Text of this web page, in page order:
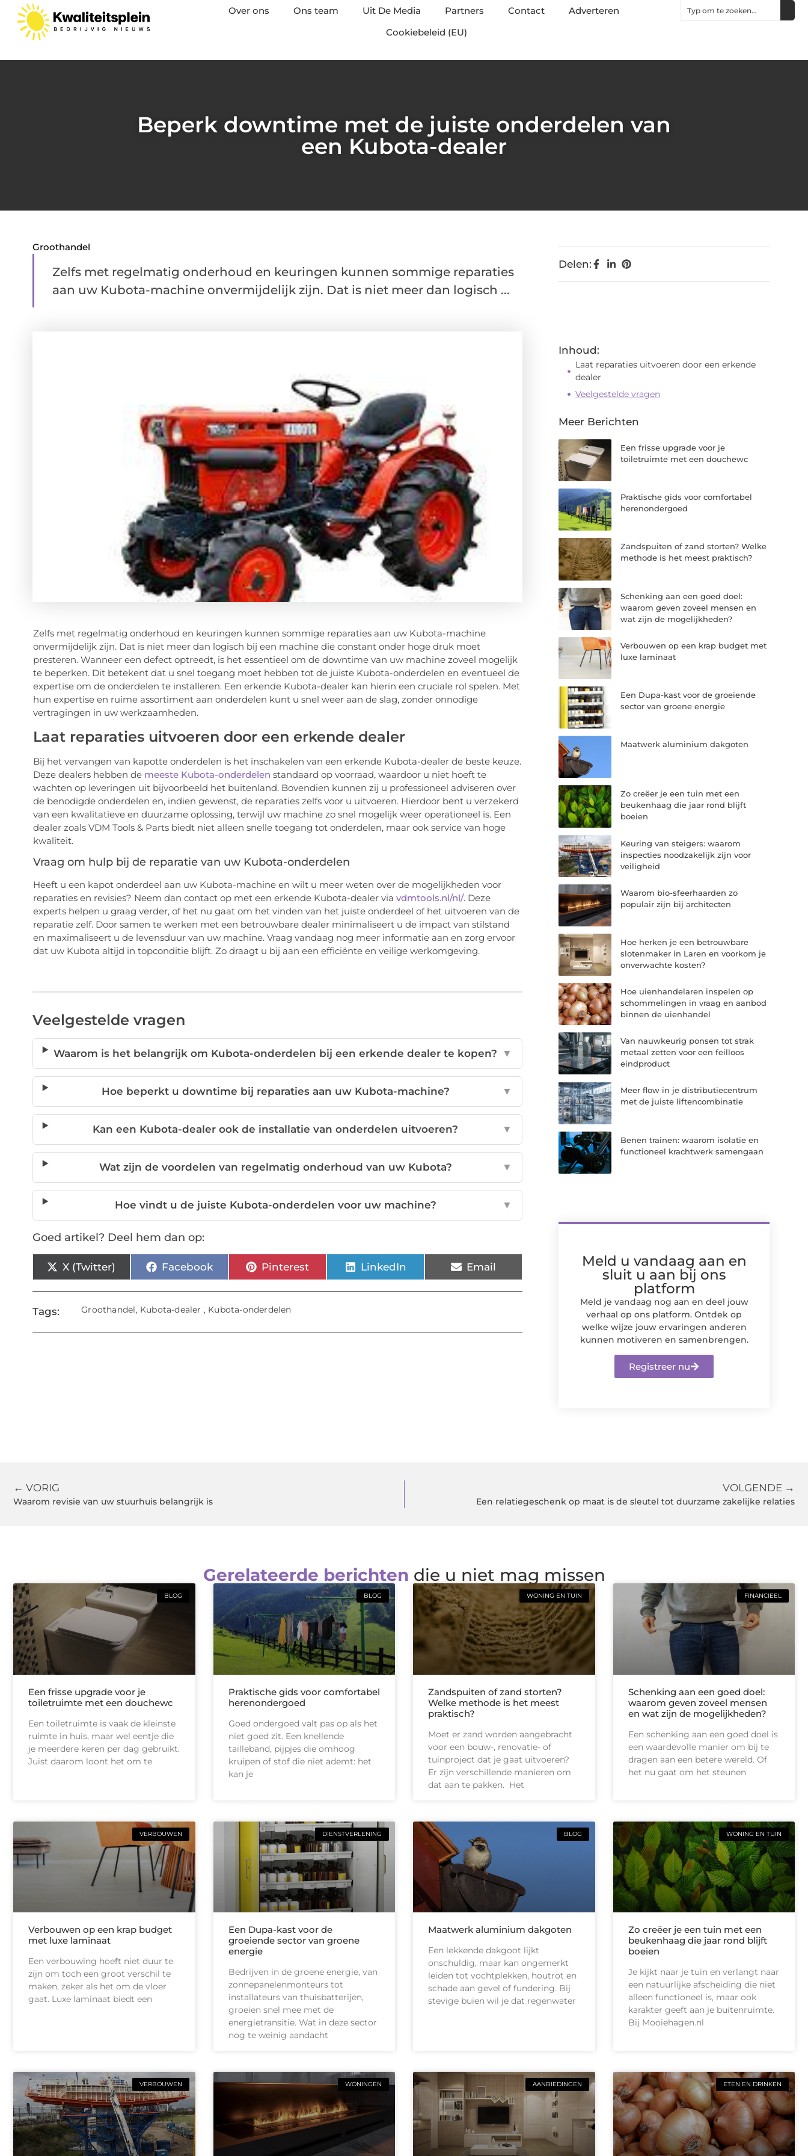
Over ons Ons team Uit De Media Partners Contact
Adverteren
Cookiebeleid (EU)
Beperk downtime met de juiste onderdelen van
een Kubota-dealer
Groothandel
Zelfs met regelmatig onderhoud en keuringen kunnen sommige reparaties
aan uw Kubota-machine onvermijdelijk zijn. Dat is niet meer dan logisch ...
Zelfs met regelmatig onderhoud en keuringen kunnen sommige reparaties aan uw Kubota-machine
onvermijdelijk zijn. Dat is niet meer dan logisch bij een machine die constant onder hoge druk moet
presteren. Wanneer een defect optreedt, is het essentieel om de downtime van uw machine zoveel mogelijk
te beperken. Dit betekent dat u snel toegang moet hebben tot de juiste Kubota-onderdelen en eventueel de
expertise om de onderdelen te installeren. Een erkende Kubota-dealer kan hierin een cruciale rol spelen. Met
hun expertise en ruime assortiment aan onderdelen kunt u snel weer aan de slag, zonder onnodige
vertragingen in uw werkzaamheden.
Laat reparaties uitvoeren door een erkende dealer
Bij het vervangen van kapotte onderdelen is het inschakelen van een erkende Kubota-dealer de beste keuze.
Deze dealers hebben de meeste Kubota-onderdelen standaard op voorraad, waardoor u niet hoeft te
wachten op leveringen uit bijvoorbeeld het buitenland. Bovendien kunnen zij u professioneel adviseren over
de benodigde onderdelen en, indien gewenst, de reparaties zelfs voor u uitvoeren. Hierdoor bent u verzekerd
van een kwalitatieve en duurzame oplossing, terwijl uw machine zo snel mogelijk weer operationeel is. Een
dealer zoals VDM Tools & Parts biedt niet alleen snelle toegang tot onderdelen, maar ook service van hoge
kwaliteit.
Vraag om hulp bij de reparatie van uw Kubota-onderdelen
Heeft u een kapot onderdeel aan uw Kubota-machine en wilt u meer weten over de mogelijkheden voor
reparaties en revisies? Neem dan contact op met een erkende Kubota-dealer via vdmtools.nl/nl/. Deze
experts helpen u graag verder, of het nu gaat om het vinden van het juiste onderdeel of het uitvoeren van de
reparatie zelf. Door samen te werken met een betrouwbare dealer minimaliseert u de impact van stilstand
en maximaliseert u de levensduur van uw machine. Vraag vandaag nog meer informatie aan en zorg ervoor
dat uw Kubota altijd in topconditie blijft. Zo draagt u bij aan een efficiënte en veilige werkomgeving.
Veelgestelde vragen
Waarom is het belangrijk om Kubota-onderdelen bij een erkende dealer te kopen? ▼
Hoe beperkt u downtime bij reparaties aan uw Kubota-machine? ▼
Kan een Kubota-dealer ook de installatie van onderdelen uitvoeren? ▼
Wat zijn de voordelen van regelmatig onderhoud van uw Kubota? ▼
Hoe vindt u de juiste Kubota-onderdelen voor uw machine? ▼
Goed artikel? Deel hem dan op:
X (Twitter) Facebook Pinterest LinkedIn Email
Tags: Groothandel, Kubota-dealer , Kubota-onderdelen
Delen:
Inhoud:
Laat reparaties uitvoeren door een erkende
dealer
Veelgestelde vragen
Meer Berichten
Een frisse upgrade voor je
toiletruimte met een douchewc
Praktische gids voor comfortabel
herenondergoed
Zandspuiten of zand storten? Welke
methode is het meest praktisch?
Schenking aan een goed doel:
waarom geven zoveel mensen en
wat zijn de mogelijkheden?
Verbouwen op een krap budget met
luxe laminaat
Een Dupa-kast voor de groeiende
sector van groene energie
Maatwerk aluminium dakgoten
Zo creëer je een tuin met een
beukenhaag die jaar rond blijft
boeien
Keuring van steigers: waarom
inspecties noodzakelijk zijn voor
veiligheid
Waarom bio-sfeerhaarden zo
populair zijn bij architecten
Hoe herken je een betrouwbare
slotenmaker in Laren en voorkom je
onverwachte kosten?
Hoe uienhandelaren inspelen op
schommelingen in vraag en aanbod
binnen de uienhandel
Van nauwkeurig ponsen tot strak
metaal zetten voor een feilloos
eindproduct
Meer flow in je distributiecentrum
met de juiste liftencombinatie
Benen trainen: waarom isolatie en
functioneel krachtwerk samengaan
Meld u vandaag aan en
sluit u aan bij ons
platform
Meld je vandaag nog aan en deel jouw
verhaal op ons platform. Ontdek op
welke wijze jouw ervaringen anderen
kunnen motiveren en samenbrengen.
Registreer nu
← VORIG
Waarom revisie van uw stuurhuis belangrijk is
VOLGENDE →
Een relatiegeschenk op maat is de sleutel tot duurzame zakelijke relaties
Gerelateerde berichten die u niet mag missen
BLOG
Een frisse upgrade voor je
toiletruimte met een douchewc
Een toiletruimte is vaak de kleinste
ruimte in huis, maar wel eentje die
je meerdere keren per dag gebruikt.
Juist daarom loont het om te
BLOG
Praktische gids voor comfortabel
herenondergoed
Goed ondergoed valt pas op als het
niet goed zit. Een knellende
tailleband, pijpjes die omhoog
kruipen of stof die niet ademt: het
kan je
WONING EN TUIN
Zandspuiten of zand storten?
Welke methode is het meest
praktisch?
Moet er zand worden aangebracht
voor een bouw-, renovatie- of
tuinproject dat je gaat uitvoeren?
Er zijn verschillende manieren om
dat aan te pakken. Het
FINANCIEEL
Schenking aan een goed doel:
waarom geven zoveel mensen
en wat zijn de mogelijkheden?
Een schenking aan een goed doel is
een waardevolle manier om bij te
dragen aan een betere wereld. Of
het nu gaat om het steunen
VERBOUWEN
Verbouwen op een krap budget
met luxe laminaat
Een verbouwing hoeft niet duur te
zijn om toch een groot verschil te
maken, zeker als het om de vloer
gaat. Luxe laminaat biedt een
DIENSTVERLENING
Een Dupa-kast voor de
groeiende sector van groene
energie
Bedrijven in de groene energie, van
zonnepanelenmonteurs tot
installateurs van thuisbatterijen,
groeien snel mee met de
energietransitie. Wat in deze sector
nog te weinig aandacht
BLOG
Maatwerk aluminium dakgoten
Een lekkende dakgoot lijkt
onschuldig, maar kan ongemerkt
leiden tot vochtplekken, houtrot en
schade aan gevel of fundering. Bij
stevige buien wil je dat regenwater
WONING EN TUIN
Zo creëer je een tuin met een
beukenhaag die jaar rond blijft
boeien
Je kijkt naar je tuin en verlangt naar
een natuurlijke afscheiding die niet
alleen functioneel is, maar ook
karakter geeft aan je buitenruimte.
Bij Mooiehagen.nl
VERBOUWEN WONINGEN AANBIEDINGEN ETEN EN DRINKEN